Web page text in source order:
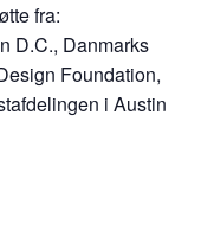
fra:
D.C., Danmarks
Foundation,
i Austin